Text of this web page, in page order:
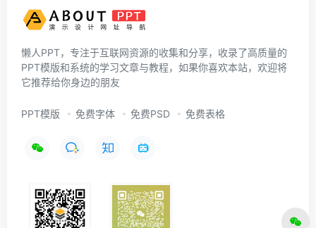
懒人PPT，专注于互联网资源的收集和分享，收录了高质量的
PPT模版和系统的学习文章与教程，如果你喜欢本站，欢迎将
它推荐给你身边的朋友
PPT模版 免费字体 免费PSD 免费表格